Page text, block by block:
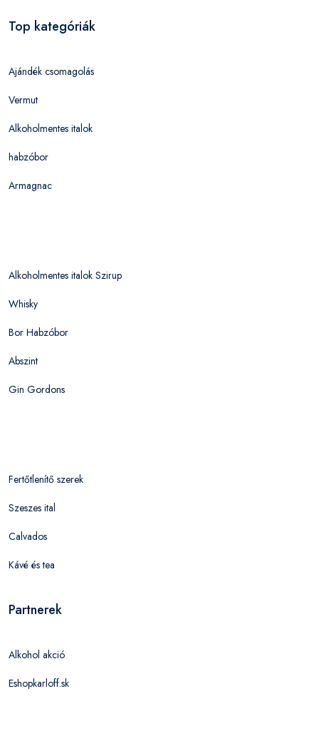
Top kategóriák
Ajándék csomagolás
Vermut
Alkoholmentes italok
habzóbor
Armagnac
Alkoholmentes italok Szirup
Whisky
Bor Habzóbor
Abszint
Gin Gordons
Fertőtlenítő szerek
Szeszes ital
Calvados
Kávé és tea
Partnerek
Alkohol akció
Eshopkarloff.sk